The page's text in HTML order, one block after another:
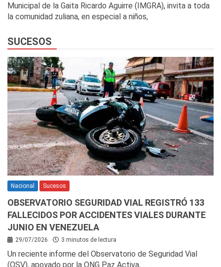
Municipal de la Gaita Ricardo Aguirre (IMGRA), invita a toda
la comunidad zuliana, en especial a niños,
SUCESOS
Nacional Sucesos
OBSERVATORIO SEGURIDAD VIAL REGISTRÓ 133
FALLECIDOS POR ACCIDENTES VIALES DURANTE
JUNIO EN VENEZUELA
29/07/2026 3 minutos de lectura
Un reciente informe del Observatorio de Seguridad Vial
(OSV), apoyado por la ONG Paz Activa,…